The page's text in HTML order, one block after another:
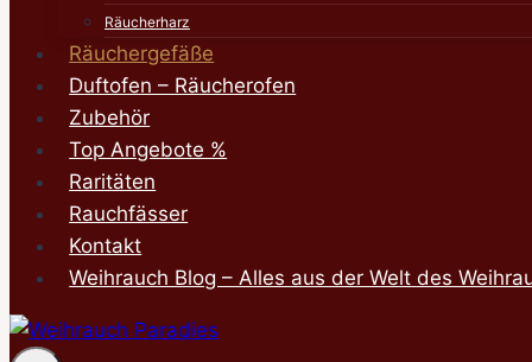
Räucherharz
Räuchergefäße
Duftofen – Räucherofen
Zubehör
Top Angebote %
Raritäten
Rauchfässer
Kontakt
Weihrauch Blog – Alles aus der Welt des